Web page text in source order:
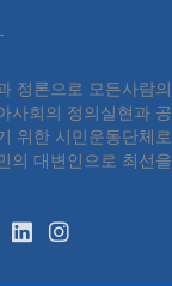
정론으로 모든사람의
사회의 정의실현과 공
위한 시민운동단체로
의 대변인으로 최선을